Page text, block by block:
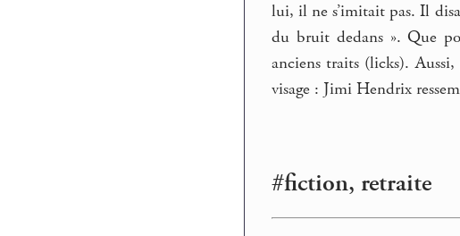
lui, il ne s’imitait pas. Il
du bruit dedans ». Que
anciens traits (licks).
visage : Jimi Hendrix
#fiction, retraite